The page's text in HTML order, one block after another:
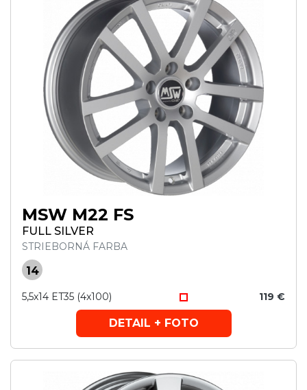
MSW M22 FS
FULL SILVER
STRIEBORNÁ FARBA
14
5,5x14 ET35 (4x100) 119 €
DETAIL + FOTO